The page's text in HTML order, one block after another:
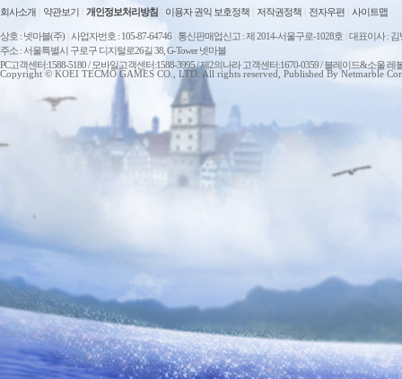
회사소개 약관보기 개인정보처리방침 이용자 권익 보호정책 저작권정책 전자우편 사이트맵
상호 : 넷마블(주) 사업자번호 : 105-87-64746 통신판매업신고 : 제 2014-서울구로-1028호 대표이사 : 김
주소 : 서울특별시 구로구 디지털로26길 38, G-Tower 넷마블
PC고객센터:1588-5180 / 모바일고객센터:1588-3995 / 제2의나라 고객센터:1670-0359 / 블레이드&소울
Copyright © KOEI TECMO GAMES CO., LTD. All rights reserved, Published By Netmarble